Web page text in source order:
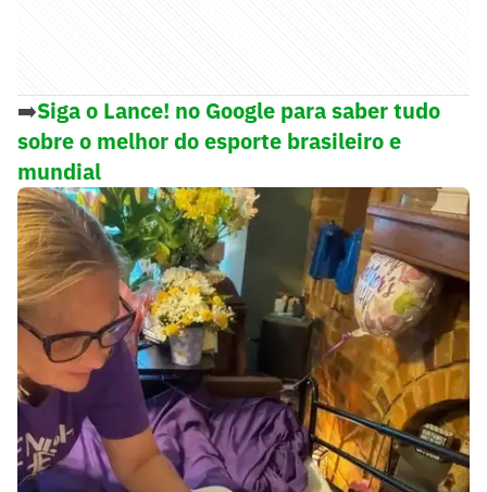
➡️Siga o Lance! no Google para saber tudo
sobre o melhor do esporte brasileiro e
mundial